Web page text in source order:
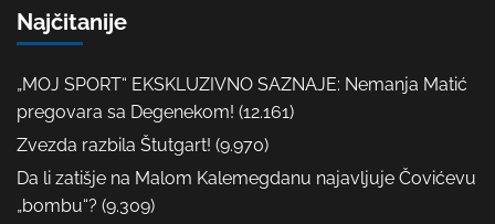
Najčitanije
„MOJ SPORT“ EKSKLUZIVNO SAZNAJE: Nemanja Matić
pregovara sa Degenekom! (12.161)
Zvezda razbila Štutgart! (9.970)
Da li zatišje na Malom Kalemegdanu najavljuje Čovićevu
„bombu“? (9.309)